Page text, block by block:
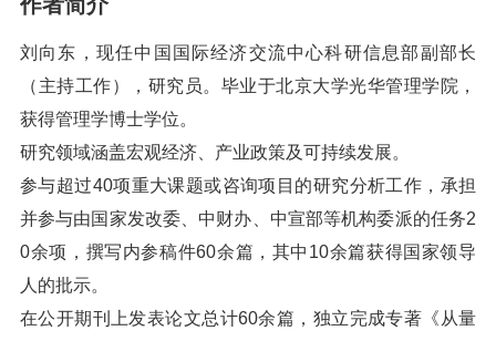
刘向东，现任中国国际经济交流中心科研信息部副部长
（主持工作），研究员。毕业于北京大学光华管理学院，
获得管理学博士学位。
研究领域涵盖宏观经济、产业政策及可持续发展。
参与超过40项重大课题或咨询项目的研究分析工作，承担
并参与由国家发改委、中财办、中宣部等机构委派的任务2
0余项，撰写内参稿件60余篇，其中10余篇获得国家领导
人的批示。
在公开期刊上发表论文总计60余篇，独立完成专著《从量